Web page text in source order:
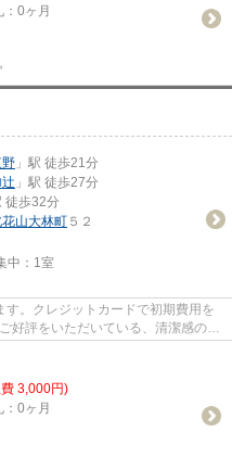
0ヶ月
」駅 徒歩21分
」駅 徒歩27分
徒歩32分
山大林町 ５２
中： 1室
。クレジットカードで初期費用を
好評をいただいている、清潔感のあ
3,000円)
0ヶ月